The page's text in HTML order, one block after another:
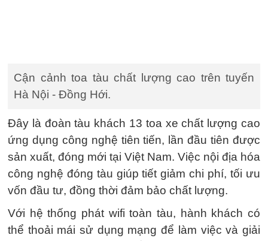
Cận cảnh toa tàu chất lượng cao trên tuyến
Hà Nội - Đồng Hới.
Đây là đoàn tàu khách 13 toa xe chất lượng cao
ứng dụng công nghệ tiên tiến, lần đầu tiên được
sản xuất, đóng mới tại Việt Nam. Việc nội địa hóa
công nghệ đóng tàu giúp tiết giảm chi phí, tối ưu
vốn đầu tư, đồng thời đảm bảo chất lượng.
Với hệ thống phát wifi toàn tàu, hành khách có
thể thoải mái sử dụng mạng để làm việc và giải